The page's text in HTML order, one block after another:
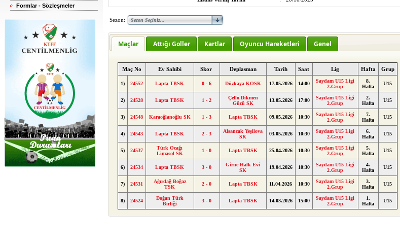
Formlar - Sözleşmeler
Sezon:
Maçlar Attığı Goller Kartlar Oyuncu Hareketleri Genel
Maç No Ev Sahibi Skor Deplasman Tarih Saat Lig Hafta Grup
1) 24552 Lapta TBSK 0 - 6 Düzkaya KOSK 17.05.2026 14:00
Saydam U15 Ligi
2.Grup
8.
Hafta
U15
2) 24528 Lapta TBSK 1 - 2
Çello Dikmen
Gücü SK
13.05.2026 17:00
Saydam U15 Ligi
2.Grup
2.
Hafta
U15
3) 24548 Karaoğlanoğlu SK 1 - 3 Lapta TBSK 09.05.2026 10:30
Saydam U15 Ligi
2.Grup
7.
Hafta
U15
4) 24543 Lapta TBSK 2 - 3
Alsancak Yeşilova
SK
03.05.2026 10:30
Saydam U15 Ligi
2.Grup
6.
Hafta
U15
5) 24537
Türk Ocağı
Limasol SK
1 - 0 Lapta TBSK 25.04.2026 10:30
Saydam U15 Ligi
2.Grup
5.
Hafta
U15
6) 24534 Lapta TBSK 3 - 0
Girne Halk Evi
SK
19.04.2026 10:30
Saydam U15 Ligi
2.Grup
4.
Hafta
U15
7) 24531
Ağırdağ Boğaz
TSK
2 - 0 Lapta TBSK 11.04.2026 10:30
Saydam U15 Ligi
2.Grup
3.
Hafta
U15
8) 24524
Doğan Türk
Birliği
3 - 0 Lapta TBSK 14.03.2026 15:00
Saydam U15 Ligi
2.Grup
1.
Hafta
U15